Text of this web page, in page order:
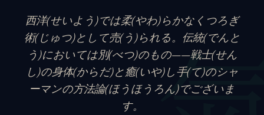
西洋(せいよう)では柔(やわ)らかなくつろぎ
術(じゅつ)として売(う)られる。伝統(でんと
う)においては別(べつ)のもの——戦士(せん
し)の身体(からだ)と癒(いや)し手(て)のシャ
ーマンの方法論(ほうほうろん)でございま
す。